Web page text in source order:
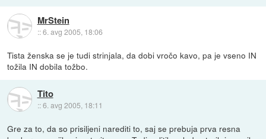
MrStein
::6. avg 2005, 18:06
Tista ženska se je tudi strinjala, da dobi vročo kavo, pa je vseno IN
tožila IN dobila tožbo.
Tito
::6. avg 2005, 18:11
Gre za to, da so prisiljeni narediti to, saj se prebuja prva resna